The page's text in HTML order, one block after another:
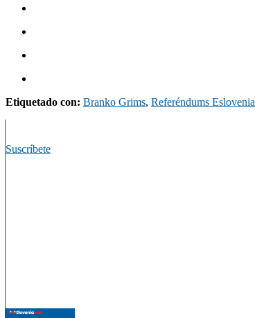
Etiquetado con: Branko Grims, Referéndums Eslovenia
Suscríbete